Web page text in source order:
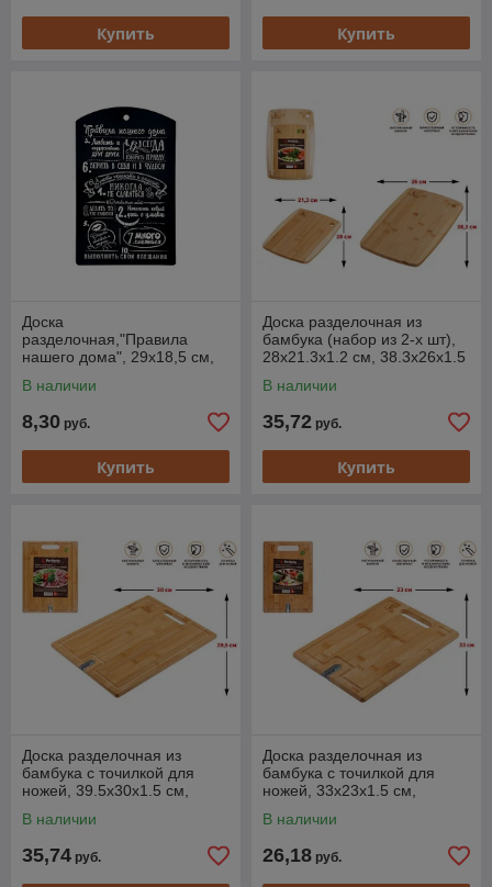
Купить Купить
Доска
разделочная,"Правила
нашего дома", 29х18,5 см,
В наличии
8,30 руб.
Купить
Доска разделочная из
бамбука (набор из 2-х шт),
28х21.3х1.2 см, 38.3х26х1.5
LINEA
В наличии
35,72 руб.
Купить
Доска разделочная из
бамбука с точилкой для
ножей, 39.5х30х1.5 см,
В наличии
35,74 руб.
Доска разделочная из
бамбука с точилкой для
ножей, 33х23х1.5 см,
В наличии
26,18 руб.